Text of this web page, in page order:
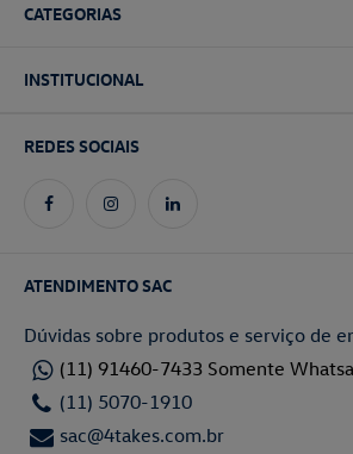
CATEGORIAS
INSTITUCIONAL
REDES SOCIAIS
ATENDIMENTO SAC
Dúvidas sobre produtos e serviço de
(11) 91460-7433 Somente
(11) 5070-1910
sac@4takes.com.br